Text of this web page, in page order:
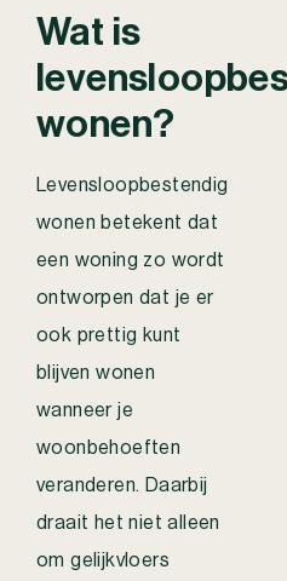
Wat is
wonen?
Levensloopbestendig
wonen betekent dat
een woning zo wordt
ontworpen dat je er
ook prettig kunt
blijven wonen
wanneer je
woonbehoeften
veranderen. Daarbij
draait het niet alleen
om gelijkvloers